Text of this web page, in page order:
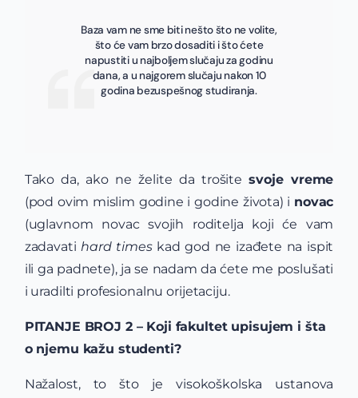
Baza vam ne sme biti nešto što ne volite,
što će vam brzo dosaditi i što ćete
napustiti u najboljem slučaju za godinu
dana, a u najgorem slučaju nakon 10
godina bezuspešnog studiranja.
Tako da, ako ne želite da trošitesvoje vreme
(pod ovim mislim godine i godine života) i novac
(uglavnom novac svojih roditelja koji će vam
zadavatihard timeskad god ne izađete na ispit
ili ga padnete), ja se nadam da ćete me poslušati
i uradilti profesionalnu orijetaciju.
PITANJE BROJ 2 – Koji fakultet upisujem i šta
o njemu kažu studenti?
Nažalost, to što je visokoškolska ustanova